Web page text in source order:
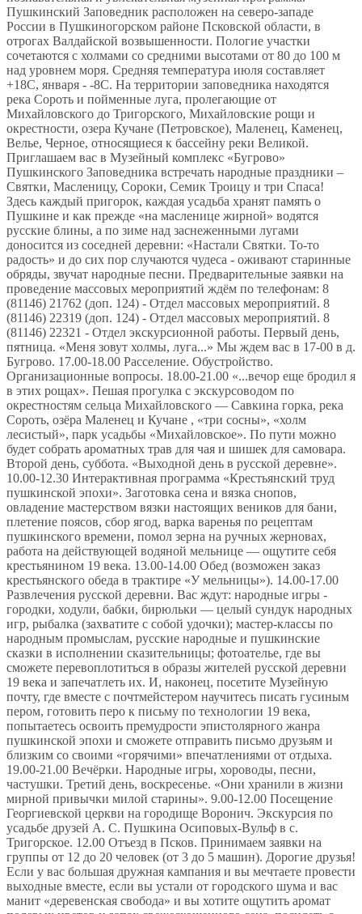
Пушкинский Заповедник расположен на северо-западе
России в Пушкиногорском районе Псковской области, в
отрогах Валдайской возвышенности. Пологие участки
сочетаются с холмами со средними высотами от 80 до 100 м
над уровнем моря. Средняя температура июля составляет
+18C, января - -8C. На территории заповедника находятся
река Сороть и пойменные луга, пролегающие от
Михайловского до Тригорского, Михайловские рощи и
окрестности, озера Кучане (Петровское), Маленец, Каменец,
Велье, Черное, относящиеся к бассейну реки Великой.
Приглашаем вас в Музейный комплекс «Бугрово»
Пушкинского Заповедника встречать народные праздники –
Святки, Масленицу, Сороки, Семик Троицу и три Спаса!
Здесь каждый пригорок, каждая усадьба хранят память о
Пушкине и как прежде «на масленице жирной» водятся
русские блины, а по зиме над заснеженными лугами
доносится из соседней деревни: «Настали Святки. То-то
радость» и до сих пор случаются чудеса - оживают старинные
обряды, звучат народные песни. Предварительные заявки на
проведение массовых мероприятий ждём по телефонам: 8
(81146) 21762 (доп. 124) - Отдел массовых мероприятий. 8
(81146) 22319 (доп. 124) - Отдел массовых мероприятий. 8
(81146) 22321 - Отдел экскурсионной работы. Первый день,
пятница. «Меня зовут холмы, луга...» Мы ждем вас в 17-00 в д.
Бугрово. 17.00-18.00 Расселение. Обустройство.
Организационные вопросы. 18.00-21.00 «...вечор еще бродил я
в этих рощах». Пешая прогулка с экскурсоводом по
окрестностям сельца Михайловского — Савкина горка, река
Сороть, озёра Маленец и Кучане , «три сосны», «холм
лесистый», парк усадьбы «Михайловское». По пути можно
будет собрать ароматных трав для чая и шишек для самовара.
Второй день, суббота. «Выходной день в русской деревне».
10.00-12.30 Интерактивная программа «Крестьянский труд
пушкинской эпохи». Заготовка сена и вязка снопов,
овладение мастерством вязки настоящих веников для бани,
плетение поясов, сбор ягод, варка варенья по рецептам
пушкинского времени, помол зерна на ручных жерновах,
работа на действующей водяной мельнице — ощутите себя
крестьянином 19 века. 13.00-14.00 Обед (возможен заказ
крестьянского обеда в трактире «У мельницы»). 14.00-17.00
Развлечения русской деревни. Вас ждут: народные игры -
городки, ходули, бабки, бирюльки — целый сундук народных
игр, рыбалка (захватите с собой удочки); мастер-классы по
народным промыслам, русские народные и пушкинские
сказки в исполнении сказительницы; фотоателье, где вы
сможете перевоплотиться в образы жителей русской деревни
19 века и запечатлеть их. И, наконец, посетите Музейную
почту, где вместе с почтмейстером научитесь писать гусиным
пером, готовить перо к письму по технологии 19 века,
попытаетесь освоить премудрости эпистолярного жанра
пушкинской эпохи и сможете отправить письмо друзьям и
близким со своими «горячими» впечатлениями от отдыха.
19.00-21.00 Вечёрки. Народные игры, хороводы, песни,
частушки. Третий день, воскресенье. «Они хранили в жизни
мирной привычки милой старины». 9.00-12.00 Посещение
Георгиевской церкви на городище Воронич. Экскурсия по
усадьбе друзей А. С. Пушкина Осиповых-Вульф в с.
Тригорское. 12.00 Отъезд в Псков. Принимаем заявки на
группы от 12 до 20 человек (от 3 до 5 машин). Дорогие друзья!
Если у вас большая дружная кампания и вы мечтаете провести
выходные вместе, если вы устали от городского шума и вас
манит «деревенская свобода» и вы хотите ощутить аромат